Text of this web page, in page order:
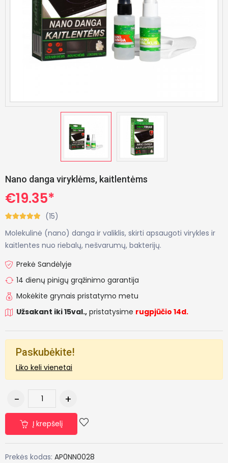
Nano danga viryklėms, kaitlentėms
€19.35*
(15)
Molekulinė (nano) danga ir valiklis, skirti apsaugoti virykles ir
kaitlentes nuo riebalų, nešvarumų, bakterijų.
Prekė Sandėlyje
14 dienų pinigų grąžinimo garantija
Mokėkite grynais pristatymo metu
Užsakant iki 15val., pristatysime rugpjūčio 14d.
Paskubėkite!
Liko keli vienetai
Į krepšelį
Prekės kodas: AP0NN0028